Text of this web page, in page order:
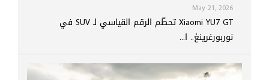
May 21, 2026
Xiaomi YU7 GT تحطّم الرقم القياسي لـ SUV في
نوربورغرينغ.. ا...